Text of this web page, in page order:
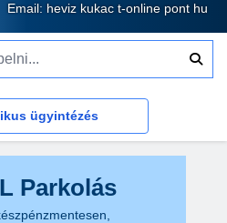
Email: heviz kukac t-online pont hu
ügyintézés
Parkolás